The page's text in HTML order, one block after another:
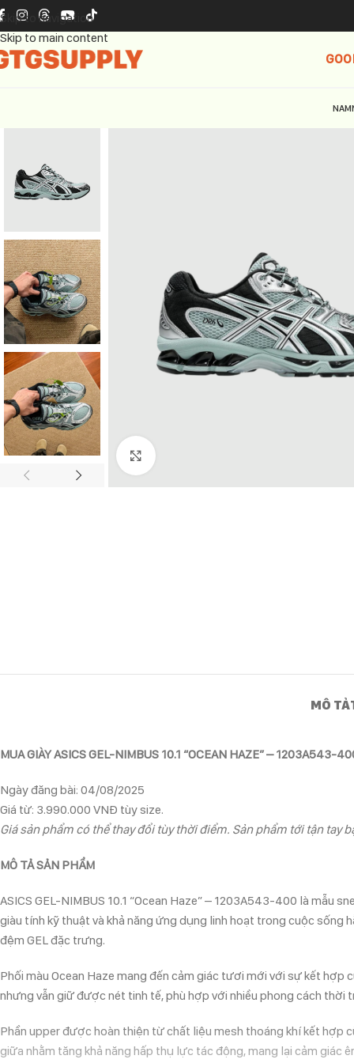
Skip to navigation
Skip to main content
NAM
MÔ TẢ
MUA GIÀY ASICS GEL-NIMBUS 10.1 “OCEAN HAZE” – 1203A543-
Ngày đăng bài: 04/08/2025
Giá từ: 3.990.000 VNĐ tùy size.
Giá sản phẩm có thể thay đổi tùy thời điểm. Sản phẩm tới tận tay
MÔ TẢ SẢN PHẨM
ASICS GEL-NIMBUS 10.1 “Ocean Haze” – 1203A543-400 là mẫu
giàu tính kỹ thuật và khả năng ứng dụng linh hoạt trong cuộc sống
đệm GEL đặc trưng.
Phối màu Ocean Haze mang đến cảm giác tươi mới với sự kết hợp
nhưng vẫn giữ được nét tinh tế, phù hợp với nhiều phong cách thời
Phần upper được hoàn thiện từ chất liệu mesh thoáng khí kết hợp
giữa nhằm tăng khả năng hấp thụ lực tác động, mang lại cảm giác